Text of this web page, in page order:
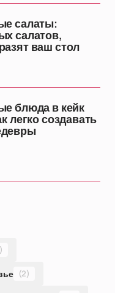
салаты:
салатов,
ваш стол
блюда в кейк
легко создавать
(2)